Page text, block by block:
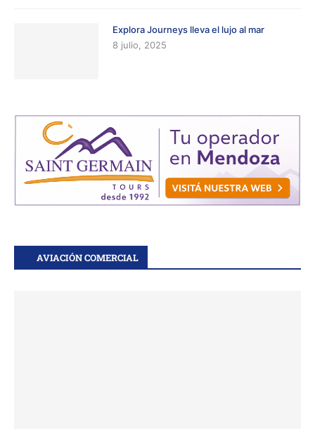
Explora Journeys lleva el lujo al mar
8 julio, 2025
AVIACIÓN COMERCIAL